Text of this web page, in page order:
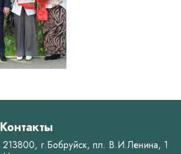
Контакты
213800, г.Бобруйск, пл. В.И.Ленина, 1